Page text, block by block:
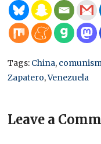
Tags: China,
Zapatero,Venezuela
Leave a